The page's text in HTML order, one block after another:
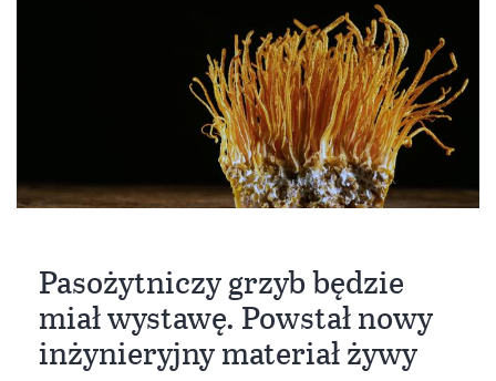
Pasożytniczy grzyb będzie
miał wystawę. Powstał nowy
inżynieryjny materiał żywy